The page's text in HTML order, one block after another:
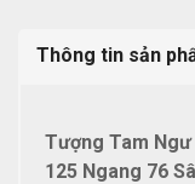
Thông tin sản
Tượng Tam Ngư
125 Ngang 76